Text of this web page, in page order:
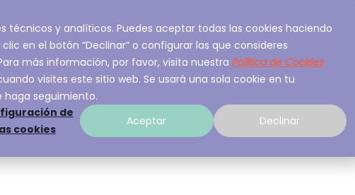
técnicos y analíticos. Puedes aceptar todas las cookies haciendo
en el botón “Declinar” o configurar las que consideres
más información, por favor, visita nuestra Política de Cookies
visites este sitio web. Se usará una sola cookie en tu
seguimiento.
de
cookies
Aceptar Declinar
Sobre A3Sec Experiencia Recursos